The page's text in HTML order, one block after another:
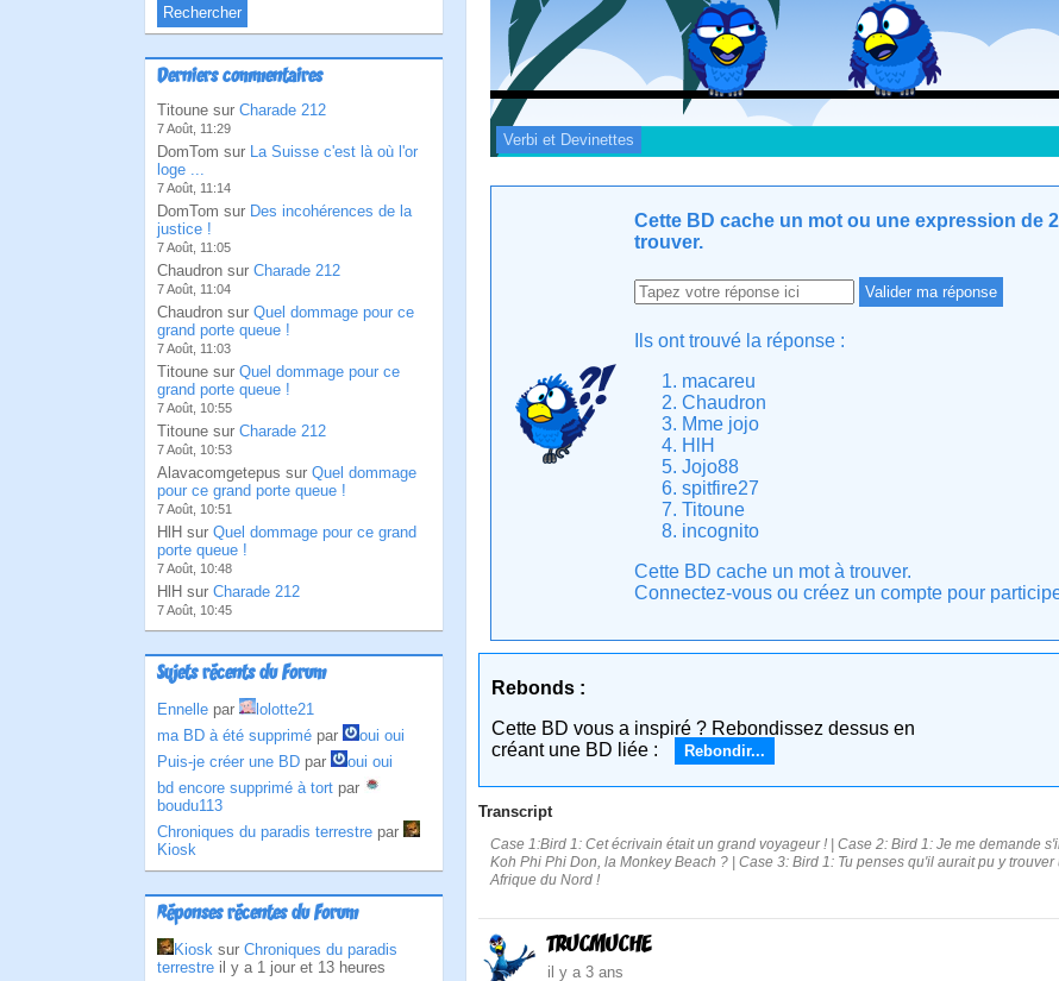
Derniers commentaires
Titoune sur Charade 212
7 Août, 11:29
DomTom sur La Suisse c'est là où l'or
loge ...
7 Août, 11:14
DomTom sur Des incohérences de la
justice !
7 Août, 11:05
Chaudron sur Charade 212
7 Août, 11:04
Chaudron sur Quel dommage pour ce
grand porte queue !
7 Août, 11:03
Titoune sur Quel dommage pour ce
grand porte queue !
7 Août, 10:55
Titoune sur Charade 212
7 Août, 10:53
Alavacomgetepus sur Quel dommage
pour ce grand porte queue !
7 Août, 10:51
HlH sur Quel dommage pour ce grand
porte queue !
7 Août, 10:48
HlH sur Charade 212
7 Août, 10:45
Sujets récents du Forum
Ennelle par
lolotte21
ma BD à été supprimé par
oui oui
Puis-je créer une BD par
oui oui
bd encore supprimé à tort par
boudu113
Chroniques du paradis terrestre par
Kiosk
Réponses récentes du Forum
Kiosk sur Chroniques du paradis
terrestre il y a 1 jour et 13 heures
Verbi et Devinettes
Cette BD cache un mot ou une expression de
trouver.
Ils ont trouvé la réponse :
macareu
Chaudron
Mme jojo
HlH
Jojo88
spitfire27
Titoune
incognito
Cette BD cache un mot à trouver.
Connectez-vous ou créez un compte pour
Rebonds :
Cette BD vous a inspiré ? Rebondissez dessus en
créant une BD liée :
Rebondir...
Transcript
Case 1:Bird 1: Cet écrivain était un grand voyageur ! | Case 2: Bird 1: Je me demande
Koh Phi Phi Don, la Monkey Beach ? | Case 3: Bird 1: Tu penses qu'il aurait pu y
Afrique du Nord !
TRUCMUCHE
il y a 3 ans